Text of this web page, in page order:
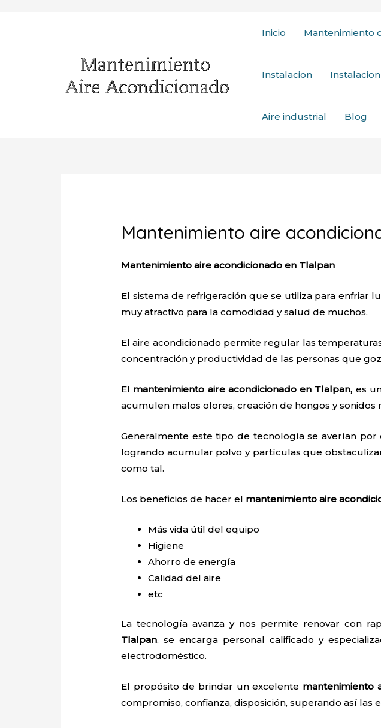
Inicio Mantenimiento
Instalacion
Aire industrial Blog
Mantenimiento aire
Mantenimiento aire acondicionado en Tlalpan
El sistema de refrigeración que se utiliza para enfriar
muy atractivo para la comodidad y salud de muchos.
El aire acondicionado permite regular las
concentración y productividad de las personas que
El mantenimiento aire acondicionado en Tlalpan, es
acumulen malos olores, creación de hongos y
Generalmente este tipo de tecnología se averían
logrando acumular polvo y partículas que
como tal.
Los beneficios de hacer el mantenimiento aire
Más vida útil del equipo
Higiene
Ahorro de energía
Calidad del aire
etc
La tecnología avanza y nos permite renovar con
Tlalpan, se encarga personal calificado y
electrodoméstico.
El propósito de brindar un excelente mantenimiento
compromiso, confianza, disposición, superando así las